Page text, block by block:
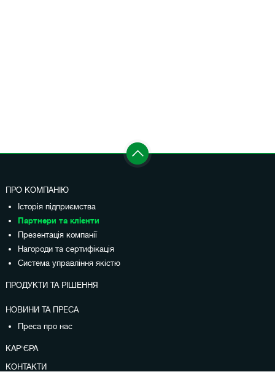
ПРО КОМПАНІЮ
Історія підприємства
Партнери та клієнти
Презентація компанії
Нагороди та сертифікація
Система управління якістю
ПРОДУКТИ ТА РІШЕННЯ
НОВИНИ ТА ПРЕСА
Преса про нас
КАР'ЄРА
КОНТАКТИ